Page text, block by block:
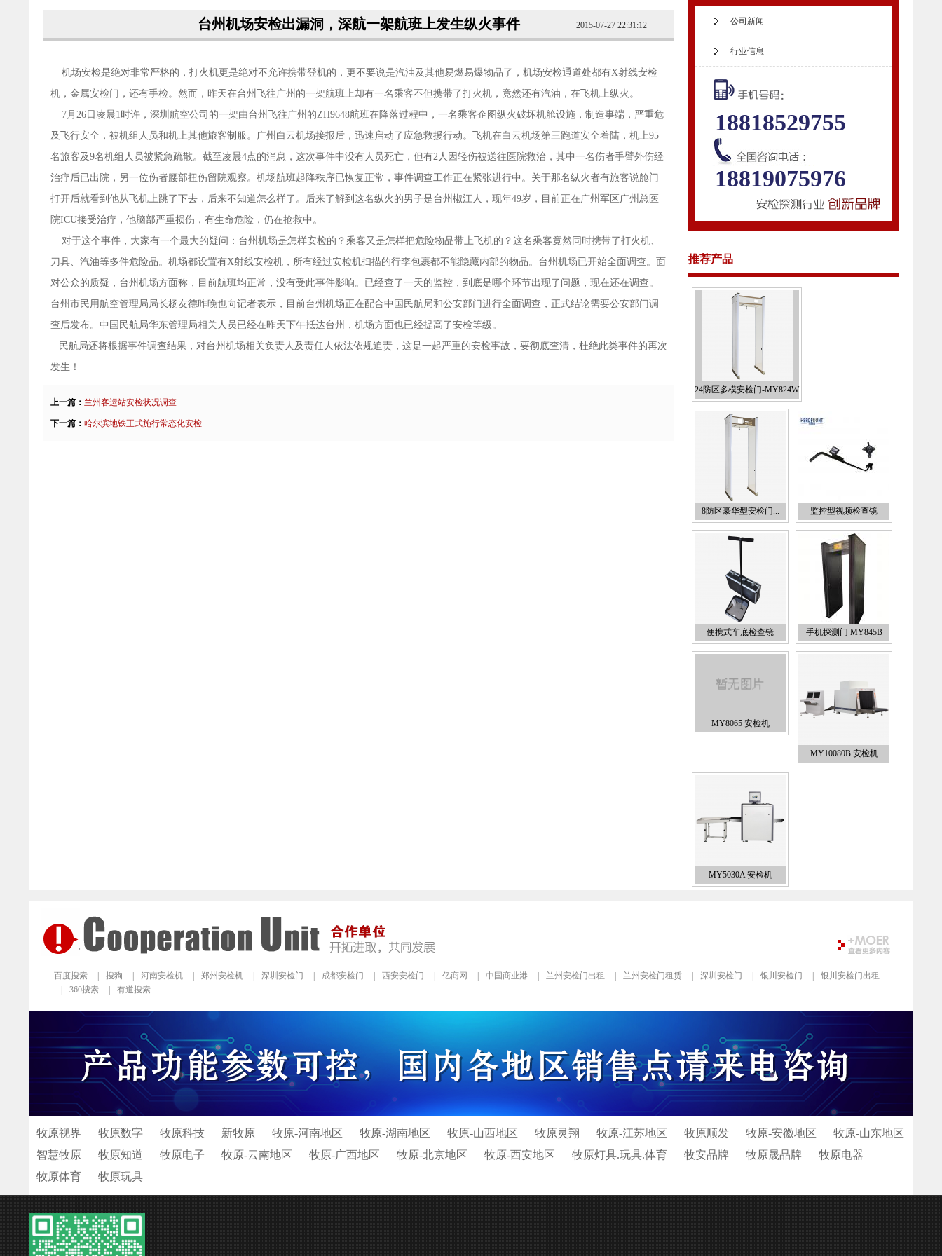
台州机场安检出漏洞，深航一架航班上发生纵火事件 2015-07-27 22:31:12
机场安检是绝对非常严格的，打火机更是绝对不允许携带登机的，更不要说是汽油及其他易燃易爆物品了，机场安检通道处都有X射线安检
机，金属安检门，还有手检。然而，昨天在台州飞往广州的一架航班上却有一名乘客不但携带了打火机，竟然还有汽油，在飞机上纵火。
7月26日凌晨1时许，深圳航空公司的一架由台州飞往广州的ZH9648航班在降落过程中，一名乘客企图纵火破坏机舱设施，制造事端，严重危
及飞行安全，被机组人员和机上其他旅客制服。广州白云机场接报后，迅速启动了应急救援行动。飞机在白云机场第三跑道安全着陆，机上95
名旅客及9名机组人员被紧急疏散。截至凌晨4点的消息，这次事件中没有人员死亡，但有2人因轻伤被送往医院救治，其中一名伤者手臂外伤经
治疗后已出院，另一位伤者腰部扭伤留院观察。机场航班起降秩序已恢复正常，事件调查工作正在紧张进行中。关于那名纵火者有旅客说舱门
打开后就看到他从飞机上跳了下去，后来不知道怎么样了。后来了解到这名纵火的男子是台州椒江人，现年49岁，目前正在广州军区广州总医
院ICU接受治疗，他脑部严重损伤，有生命危险，仍在抢救中。
对于这个事件，大家有一个最大的疑问：台州机场是怎样安检的？乘客又是怎样把危险物品带上飞机的？这名乘客竟然同时携带了打火机、
刀具、汽油等多件危险品。机场都设置有X射线安检机，所有经过安检机扫描的行李包裹都不能隐藏内部的物品。台州机场已开始全面调查。面
对公众的质疑，台州机场方面称，目前航班均正常，没有受此事件影响。已经查了一天的监控，到底是哪个环节出现了问题，现在还在调查。
台州市民用航空管理局局长杨友德昨晚也向记者表示，目前台州机场正在配合中国民航局和公安部门进行全面调查，正式结论需要公安部门调
查后发布。中国民航局华东管理局相关人员已经在昨天下午抵达台州，机场方面也已经提高了安检等级。
民航局还将根据事件调查结果，对台州机场相关负责人及责任人依法依规追责，这是一起严重的安检事故，要彻底查清，杜绝此类事件的再次
发生！
上一篇： 兰州客运站安检状况调查
下一篇： 哈尔滨地铁正式施行常态化安检
公司新闻
行业信息
18818529755
18819075976
推荐产品
24防区多模安检门-MY824W
8防区豪华型安检门... 监控型视频检查镜
便携式车底检查镜 手机探测门 MY845B
MY8065 安检机
MY10080B 安检机
MY5030A 安检机
百度搜索 搜狗 河南安检机 郑州安检机 深圳安检门 成都安检门 西安安检门 亿商网 中国商业港 兰州安检门出租 兰州安检门租赁 深圳安检门 银川安检门
银川安检门出租
360搜索 有道搜索
牧原视界 牧原数字 牧原科技 新牧原 牧原-河南地区 牧原-湖南地区 牧原-山西地区 牧原灵翔 牧原-江苏地区 牧原顺发 牧原-安徽地区
牧原-山东地区
智慧牧原
牧原知道 牧原电子 牧原-云南地区 牧原-广西地区 牧原-北京地区 牧原-西安地区 牧原灯具.玩具.体育 牧安品牌 牧原晟品牌
牧原电器
牧原体育
牧原玩具